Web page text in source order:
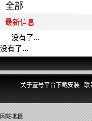
全部
最新信息
没有了...
没有了...
关于壹号平台下载安装 联
网站地图